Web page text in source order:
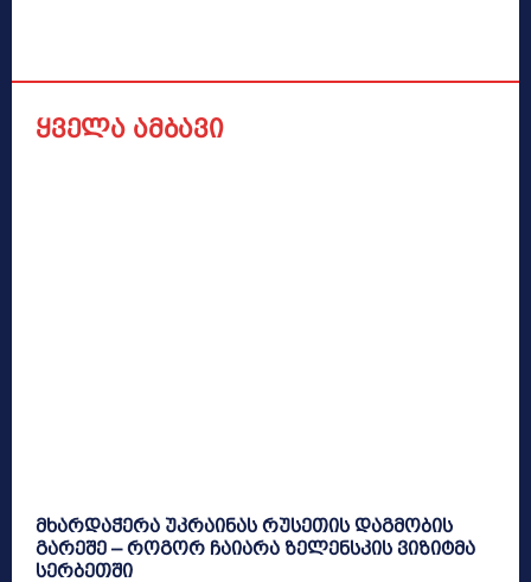
ყველა ამბავი
მხარდაჭერა უკრაინას რუსეთის დაგმობის
გარეშე – როგორ ჩაიარა ზელენსკის ვიზიტმა
სერბეთში